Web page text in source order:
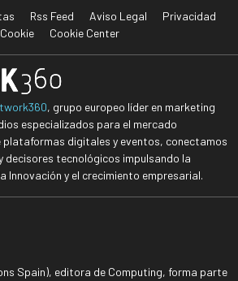
Rss Feed Aviso Legal
Privacidad
Cookie
Cookie Center
, grupo europeo líder en marketing
especializados para el mercado
digitales y eventos, conectamos
tecnológicos impulsando la
Innovación y el crecimiento empresarial.
Spain), editora de Computing, forma parte